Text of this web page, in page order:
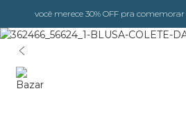
você merece 30% OFF pra